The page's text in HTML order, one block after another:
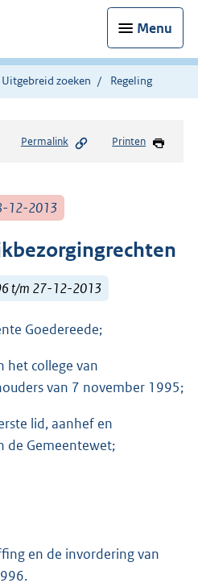
Menu
Uitgebreid zoeken Regeling
Permalink Printen
12-2013
t/m 27-12-2013
Goedereede;
het college van
van 7 november 1995;
lid, aanhef en
de Gemeentewet;
en de invordering van